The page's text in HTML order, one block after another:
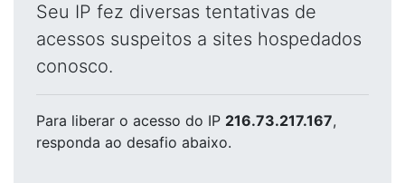
Seu IP fez diversas tentativas de
acessos suspeitos a sites hospedados
conosco.
Para liberar o acesso do IP 216.73.217.167,
responda ao desafio abaixo.